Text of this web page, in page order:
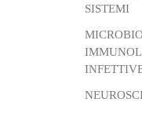
SISTEMI